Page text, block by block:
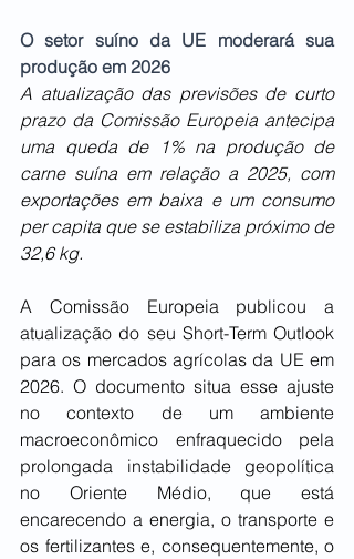
O setor suíno da UE moderará sua
produção em 2026
A atualização das previsões de curto
prazo da Comissão Europeia antecipa
uma queda de 1% na produção de
carne suína em relação a 2025, com
exportações em baixa e um consumo
per capita que se estabiliza próximo de
32,6 kg.
A Comissão Europeia publicou a
atualização do seu Short-Term Outlook
para os mercados agrícolas da UE em
2026. O documento situa esse ajuste
no contexto de um ambiente
macroeconômico enfraquecido pela
prolongada instabilidade geopolítica
no Oriente Médio, que está
encarecendo a energia, o transporte e
os fertilizantes e, consequentemente, o